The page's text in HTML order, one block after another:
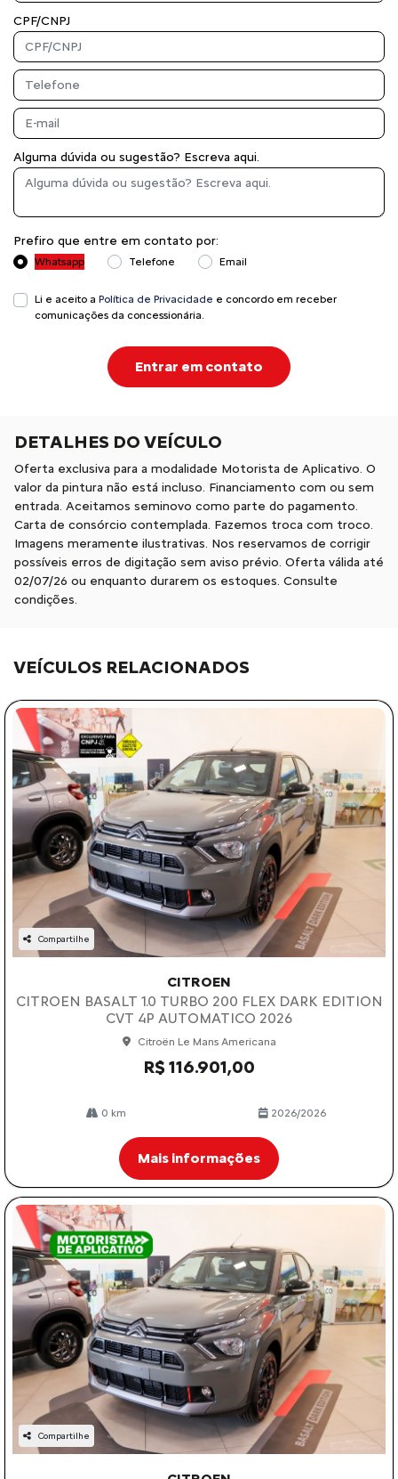
CPF/CNPJ
Alguma dúvida ou sugestão? Escreva aqui.
Prefiro que entre em contato por:
Whatsapp Telefone Email
Li e aceito a Política de Privacidade e concordo em receber
comunicações da concessionária.
Entrar em contato
DETALHES DO VEÍCULO
Oferta exclusiva para a modalidade Motorista de Aplicativo. O
valor da pintura não está incluso. Financiamento com ou sem
entrada. Aceitamos seminovo como parte do pagamento.
Carta de consórcio contemplada. Fazemos troca com troco.
Imagens meramente ilustrativas. Nos reservamos de corrigir
possíveis erros de digitação sem aviso prévio. Oferta válida até
02/07/26 ou enquanto durarem os estoques. Consulte
condições.
VEÍCULOS RELACIONADOS
Compartilhe
CITROEN
CITROEN BASALT 1.0 TURBO 200 FLEX DARK EDITION
CVT 4P AUTOMATICO 2026
Citroën Le Mans Americana
R$ 116.901,00
0 km 2026/2026
Mais informações
Compartilhe